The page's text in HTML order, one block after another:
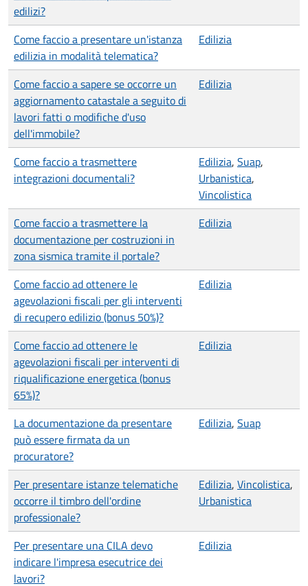
edilizi?
Come faccio a presentare un'istanza
edilizia in modalità telematica?
Edilizia
Come faccio a sapere se occorre un
aggiornamento catastale a seguito di
lavori fatti o modifiche d'uso
dell'immobile?
Edilizia
Come faccio a trasmettere
integrazioni documentali?
Edilizia, Suap,
Urbanistica,
Vincolistica
Come faccio a trasmettere la
documentazione per costruzioni in
zona sismica tramite il portale?
Edilizia
Come faccio ad ottenere le
agevolazioni fiscali per gli interventi
di recupero edilizio (bonus 50%)?
Edilizia
Come faccio ad ottenere le
agevolazioni fiscali per interventi di
riqualificazione energetica (bonus
65%)?
Edilizia
La documentazione da presentare
può essere firmata da un
procuratore?
Edilizia, Suap
Per presentare istanze telematiche
occorre il timbro dell'ordine
professionale?
Edilizia, Vincolistica,
Urbanistica
Per presentare una CILA devo
indicare l'impresa esecutrice dei
lavori?
Edilizia